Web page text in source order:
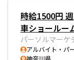
時給1500円
車ショールー
パーソルマーケ
アルバイト・パ
神奈川県